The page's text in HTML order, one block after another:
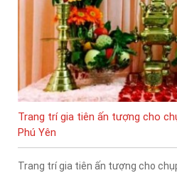
Trang trí gia tiên ấn tượng cho
Phú Yên
Trang trí gia tiên ấn tượng cho